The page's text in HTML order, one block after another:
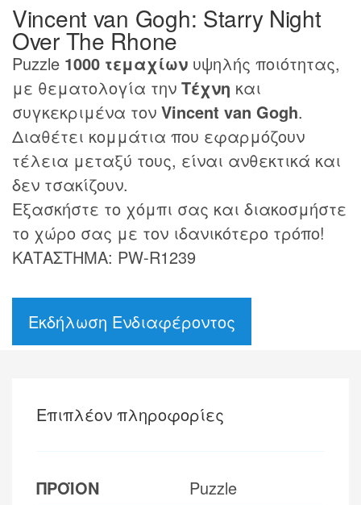
Vincent van Gogh: Starry Night
Over The Rhone
Puzzle 1000 τεμαχίων υψηλής ποιότητας,
με θεματολογία την Τέχνη και
συγκεκριμένα τον Vincent van Gogh.
Διαθέτει κομμάτια που εφαρμόζουν
τέλεια μεταξύ τους, είναι ανθεκτικά και
δεν τσακίζουν.
Εξασκήστε το χόμπι σας και διακοσμήστε
το χώρο σας με τον ιδανικότερο τρόπο!
ΚΑΤΑΣΤΗΜΑ: PW-R1239
Εκδήλωση Ενδιαφέροντος
Επιπλέον πληροφορίες
ΠΡΟΪΟΝ
Puzzle